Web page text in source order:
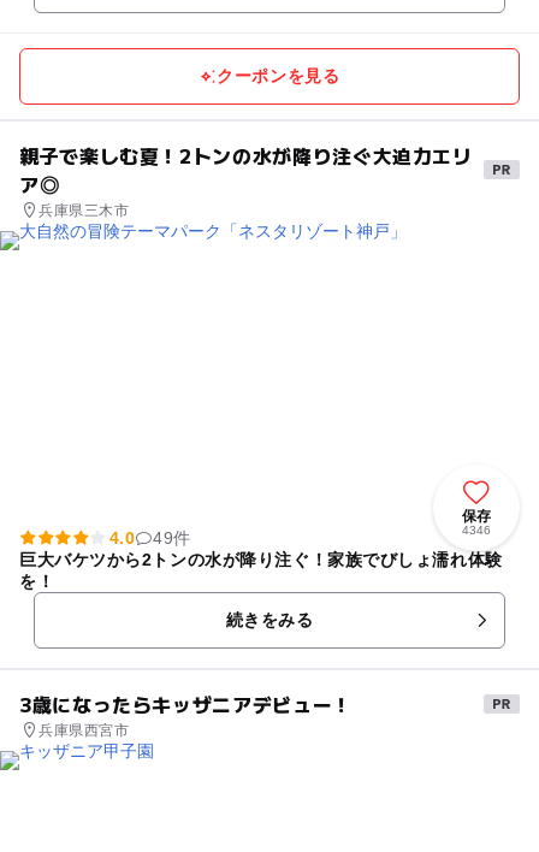
クーポンを見る
親子で楽しむ夏！2トンの水が降り注ぐ大迫力エリ
ア◎
兵庫県三木市
保存
4346
4.0
49件
巨大バケツから2トンの水が降り注ぐ！家族でびしょ濡れ体験
を！
続きをみる
3歳になったらキッザニアデビュー！
兵庫県西宮市